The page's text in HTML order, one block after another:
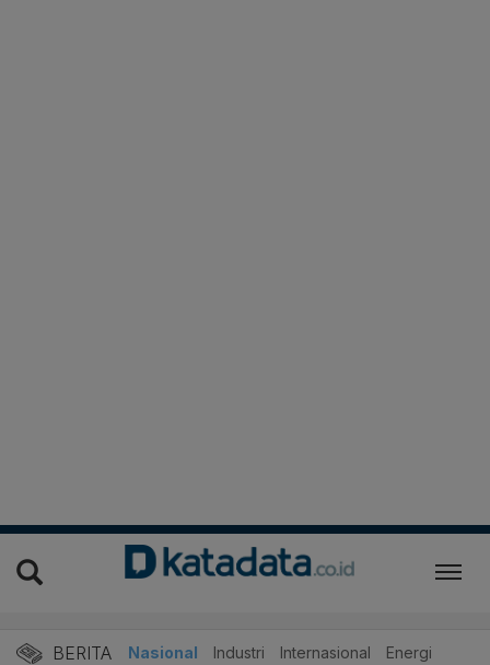
BERITA Nasional Industri Internasional Energi